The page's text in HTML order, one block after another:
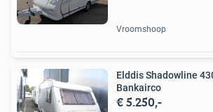
Vroomshoop
Elddis Shadowline
Bankairco
€ 5.250,-